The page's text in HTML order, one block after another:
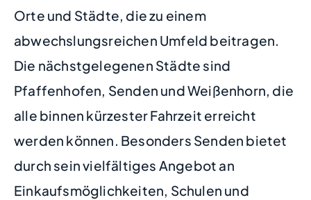
Orte und Städte, die zu einem
abwechslungsreichen Umfeld beitragen.
Die nächstgelegenen Städte sind
Pfaffenhofen, Senden und Weißenhorn, die
alle binnen kürzester Fahrzeit erreicht
werden können. Besonders Senden bietet
durch sein vielfältiges Angebot an
Einkaufsmöglichkeiten, Schulen und